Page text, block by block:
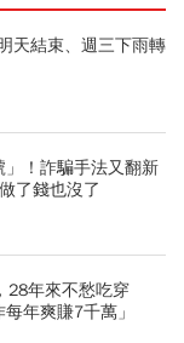
天結束、週三下雨轉
！詐騙手法又翻新
了錢也沒了
28年來不愁吃穿
年爽賺7千萬」